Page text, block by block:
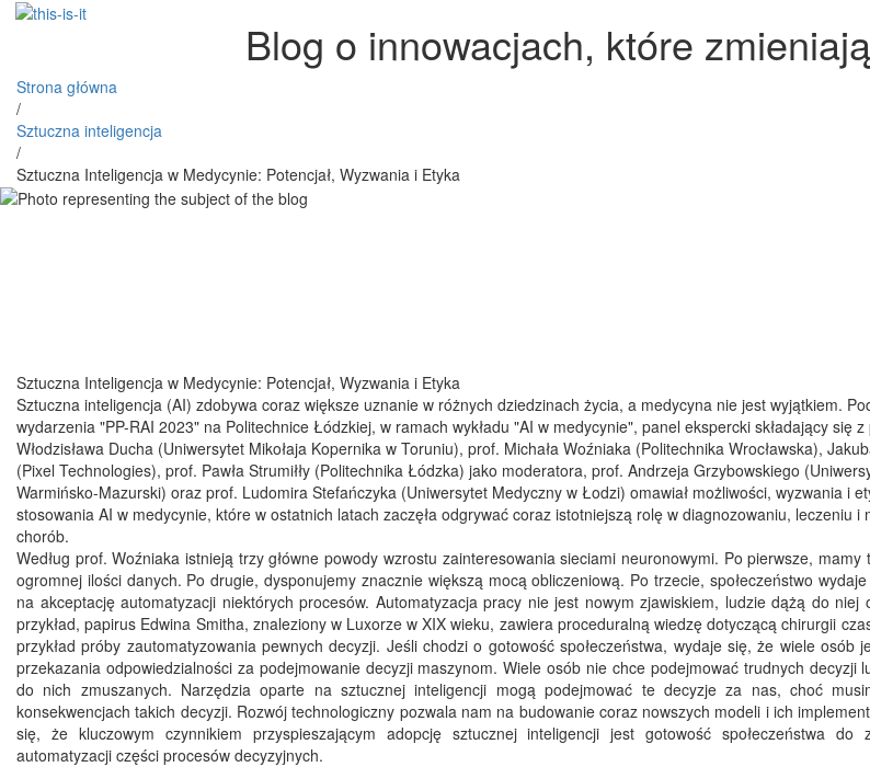
Blog o innowacjach, które
Strona główna
/
Sztuczna inteligencja
/
Sztuczna Inteligencja w Medycynie: Potencjał, Wyzwania i Etyka
Sztuczna Inteligencja w Medycynie: Potencjał, Wyzwania i Etyka
Sztuczna inteligencja (AI) zdobywa coraz większe uznanie w różnych dziedzinach życia, a medycyna nie jest wyjątkiem.
wydarzenia "PP-RAI 2023" na Politechnice Łódzkiej, w ramach wykładu "AI w medycynie", panel ekspercki składający się z
Włodzisława Ducha (Uniwersytet Mikołaja Kopernika w Toruniu), prof. Michała Woźniaka (Politechnika Wrocławska),
(Pixel Technologies), prof. Pawła Strumiłły (Politechnika Łódzka) jako moderatora, prof. Andrzeja Grzybowskiego
Warmińsko-Mazurski) oraz prof. Ludomira Stefańczyka (Uniwersytet Medyczny w Łodzi) omawiał możliwości, wyzwania i
stosowania AI w medycynie, które w ostatnich latach zaczęła odgrywać coraz istotniejszą rolę w diagnozowaniu, leczeniu i
chorób.
Według prof. Woźniaka istnieją trzy główne powody wzrostu zainteresowania sieciami neuronowymi. Po pierwsze, mamy
ogromnej ilości danych. Po drugie, dysponujemy znacznie większą mocą obliczeniową. Po trzecie, społeczeństwo
na akceptację automatyzacji niektórych procesów. Automatyzacja pracy nie jest nowym zjawiskiem, ludzie dążą do niej
przykład, papirus Edwina Smitha, znaleziony w Luxorze w XIX wieku, zawiera proceduralną wiedzę dotyczącą chirurgii
przykład próby zautomatyzowania pewnych decyzji. Jeśli chodzi o gotowość społeczeństwa, wydaje się, że wiele osób
przekazania odpowiedzialności za podejmowanie decyzji maszynom. Wiele osób nie chce podejmować trudnych decyzji
do nich zmuszanych. Narzędzia oparte na sztucznej inteligencji mogą podejmować te decyzje za nas, choć
konsekwencjach takich decyzji. Rozwój technologiczny pozwala nam na budowanie coraz nowszych modeli i ich
się, że kluczowym czynnikiem przyspieszającym adopcję sztucznej inteligencji jest gotowość społeczeństwa do
automatyzacji części procesów decyzyjnych.